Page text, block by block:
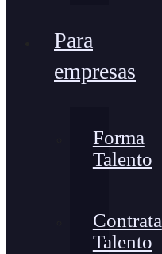
Para
empresas
Forma
Talento
Contrata
Talento